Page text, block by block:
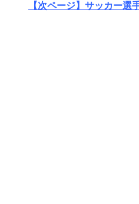
【次ページ】サッカー選